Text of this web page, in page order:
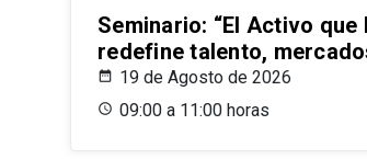
Seminario: “El Activo
redefine talento,
19 de Agosto de 2026
09:00 a 11:00 horas